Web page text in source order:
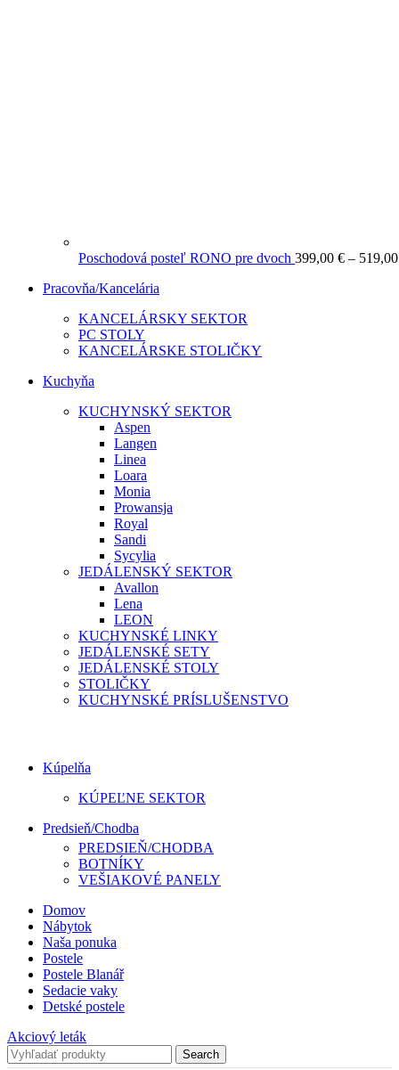
Poschodová posteľ RONO pre dvoch 399,00 € –
Pracovňa/Kancelária
KANCELÁRSKY SEKTOR
PC STOLY
KANCELÁRSKE STOLIČKY
Kuchyňa
KUCHYNSKÝ SEKTOR
Aspen
Langen
Linea
Loara
Monia
Prowansja
Royal
Sandi
Sycylia
JEDÁLENSKÝ SEKTOR
Avallon
Lena
LEON
KUCHYNSKÉ LINKY
JEDÁLENSKÉ SETY
JEDÁLENSKÉ STOLY
STOLIČKY
KUCHYNSKÉ PRÍSLUŠENSTVO
Kúpelňa
KÚPEĽNE SEKTOR
Predsieň/Chodba
PREDSIEŇ/CHODBA
BOTNÍKY
VEŠIAKOVÉ PANELY
Domov
Nábytok
Naša ponuka
Postele
Postele Blanář
Sedacie vaky
Detské postele
Akciový leták
Search